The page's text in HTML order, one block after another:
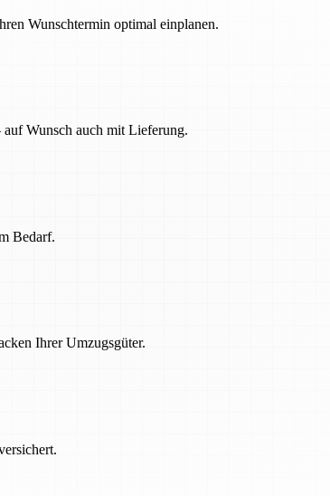
Wunschtermin optimal einplanen.
Wunsch auch mit Lieferung.
Bedarf.
Ihrer Umzugsgüter.